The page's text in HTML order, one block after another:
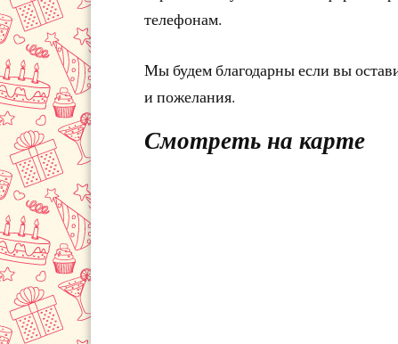
телефонам.
Мы будем благодарны если вы
и пожелания.
Смотреть на карте